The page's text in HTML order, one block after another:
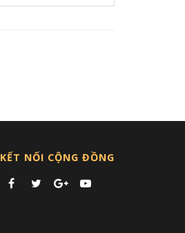
KẾT NỐI CỘNG ĐỒNG